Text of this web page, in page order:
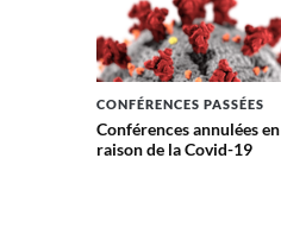
CONFÉRENCES PASSÉES
Conférences annulées en
raison de la Covid-19